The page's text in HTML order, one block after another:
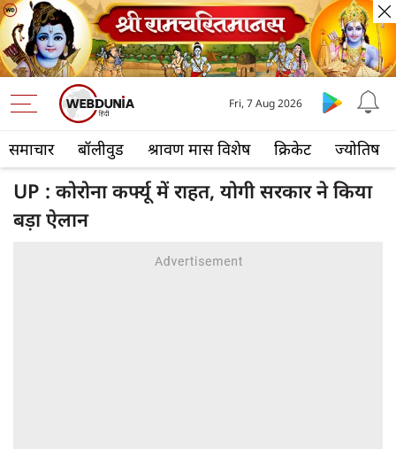
समाचार बॉलीवुड श्रावण मास विशेष क्रिकेट ज्योतिष
Fri, 7 Aug 2026
UP : कोरोना कर्फ्यू में राहत, योगी सरकार ने किया
बड़ा ऐलान